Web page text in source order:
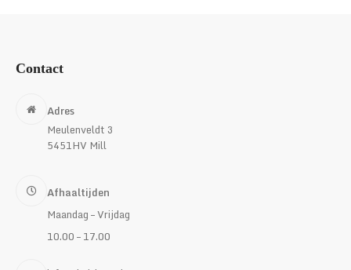
Contact
Adres
Meulenveldt 3
5451HV Mill
Afhaaltijden
Maandag – Vrijdag
10.00 – 17.00